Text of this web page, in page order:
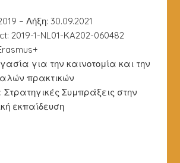
– Λήξη: 30.09.2021
2019-1-NL01-KA202-060482
για την καινοτομία και την
πρακτικών
Συμπράξεις στην
εκπαίδευση